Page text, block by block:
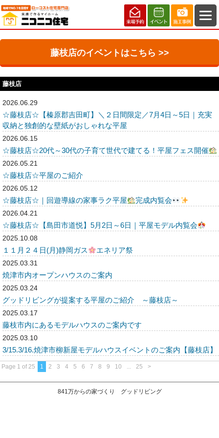
藤枝店のイベントはこちら >>
藤枝店
2026.06.29
☆藤枝店☆【榛原郡吉田町】＼２日間限定／7月4日～5日｜充実
収納と独創的な壁紙がおしゃれな平屋
2026.06.15
☆藤枝店☆20代～30代の子育て世代で建てる！平屋フェス開催
2026.05.21
☆藤枝店☆平屋のご紹介
2026.05.12
☆藤枝店☆｜回遊導線の家事ラク平屋 完成内覧会
2026.04.21
☆藤枝店☆【島田市道悦】5月2日～6日｜平屋モデル内覧会
2025.10.08
１１月２４日(月)静岡ガス エネリア祭
2025.03.31
焼津市内オープンハウスのご案内
2025.03.24
グッドリビングが提案する平屋のご紹介 ～藤枝店～
2025.03.17
藤枝市内にあるモデルハウスのご案内です
2025.03.10
3/15.3/16.焼津市柳新屋モデルハウスイベントのご案内【藤枝店】
Page 1 of 25 1 2 3 4 5 6 7 8 9 10 ... 25 >
841万からの家づくり グッドリビング